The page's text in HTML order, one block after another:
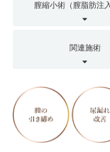
膣縮小術（膣脂肪注
関連施術